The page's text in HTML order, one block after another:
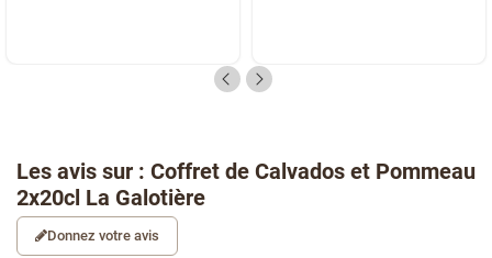
Les avis sur : Coffret de Calvados et Pommeau
2x20cl La Galotière
Donnez votre avis